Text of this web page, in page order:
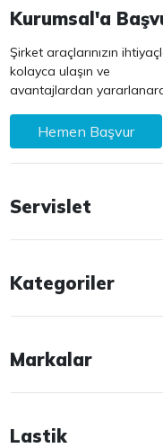
Kurumsal'a
Şirket araçlarınızın
kolayca ulaşın ve
avantajlardan
Hemen Başvur
Servislet
Kategoriler
Markalar
Lastik